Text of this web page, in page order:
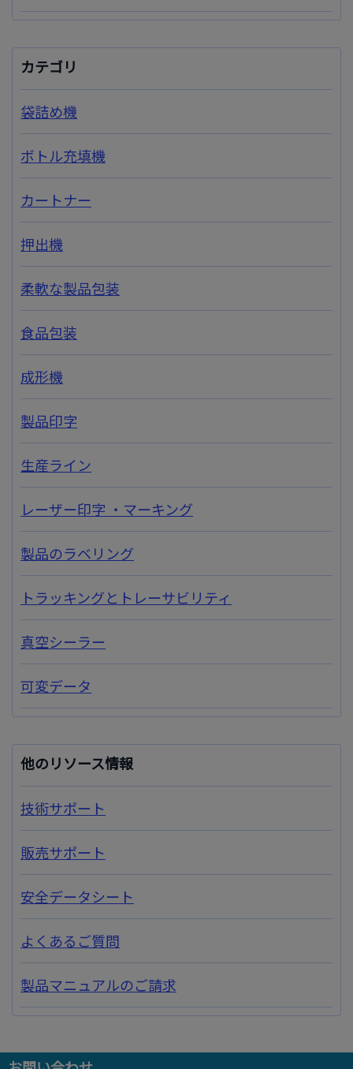
カテゴリ
袋詰め機
ボトル充填機
カートナー
押出機
柔軟な製品包装
食品包装
成形機
製品印字
生産ライン
レーザー印字 ・マーキング
製品のラベリング
トラッキングとトレーサビリティ
真空シーラー
可変データ
他のリソース情報
技術サポート
販売サポート
安全データシート
よくあるご質問
製品マニュアルのご請求